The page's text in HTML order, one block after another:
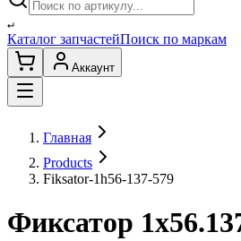
↵
Каталог запчастейПоиск по маркам
Аккаунт
Главная
Products
Fiksator-1h56-137-579
Фиксатор